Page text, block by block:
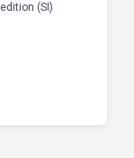
edition (SI)